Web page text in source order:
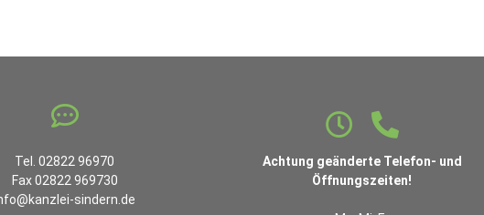
Tel. 02822 96970
Fax 02822 969730
sindern.de
Achtung geänderte Telefon- und
Öffnungszeiten!